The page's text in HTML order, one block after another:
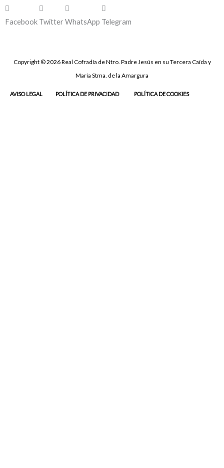
Facebook Twitter WhatsApp Telegram
Copyright © 2026 Real Cofradía de Ntro. Padre Jesús en su Tercera Caída y
María Stma. de la Amargura
AVISO LEGAL POLÍTICA DE PRIVACIDAD POLÍTICA DE COOKIES